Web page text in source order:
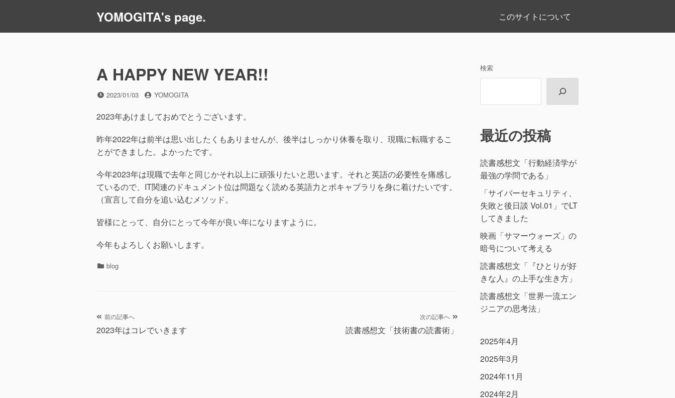
テ
YOMOGITA's page. このサイトについて
A HAPPY NEW YEAR!!
投
日
2023/01/03
投
者
YOMOGITA
2023年あけましておめでとうございます。
昨年2022年は前半は思い出したくもありませんが、後半はしっかり休養を取り、現職に転職するこ
とができました。よかったです。
今年2023年は現職で去年と同じかそれ以上に頑張りたいと思います。それと英語の必要性を痛感し
ているので、IT関連のドキュメント位は問題なく読める英語力とボキャブラリを身に着けたいです。
（宣言して自分を追い込むメソッド。
皆様にとって、自分にとって今年が良い年になりますように。
今年もよろしくお願いします。
カ blog
投前の記事へ
2023年はコレでいきます
次の記事へ
読書感想文「技術書の読書術」
検索
最近の投稿
読書感想文「行動経済学が
最強の学問である」
「サイバーセキュリティ、
失敗と後日談 Vol.01」でLT
してきました
映画「サマーウォーズ」の
暗号について考える
読書感想文「『ひとりが好
きな人』の上手な生き方」
読書感想文「世界一流エン
ジニアの思考法」
2025年4月
2025年3月
2024年11月
2024年2月